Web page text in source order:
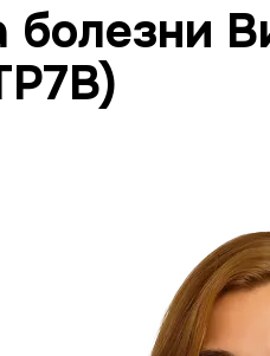
болезни